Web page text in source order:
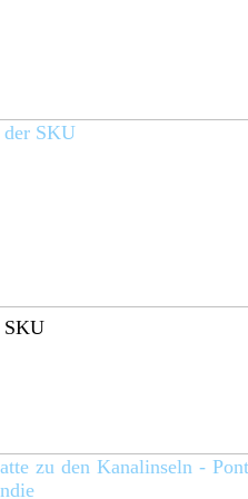
SKU